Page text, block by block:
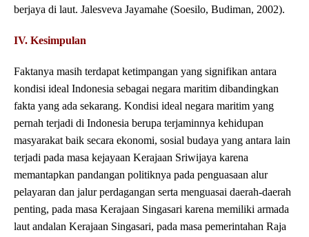
berjaya di laut. Jalesveva Jayamahe (Soesilo, Budiman, 2002).
IV. Kesimpulan
Faktanya masih terdapat ketimpangan yang signifikan antara
kondisi ideal Indonesia sebagai negara maritim dibandingkan
fakta yang ada sekarang. Kondisi ideal negara maritim yang
pernah terjadi di Indonesia berupa terjaminnya kehidupan
masyarakat baik secara ekonomi, sosial budaya yang antara lain
terjadi pada masa kejayaan Kerajaan Sriwijaya karena
memantapkan pandangan politiknya pada penguasaan alur
pelayaran dan jalur perdagangan serta menguasai daerah-daerah
penting, pada masa Kerajaan Singasari karena memiliki armada
laut andalan Kerajaan Singasari, pada masa pemerintahan Raja